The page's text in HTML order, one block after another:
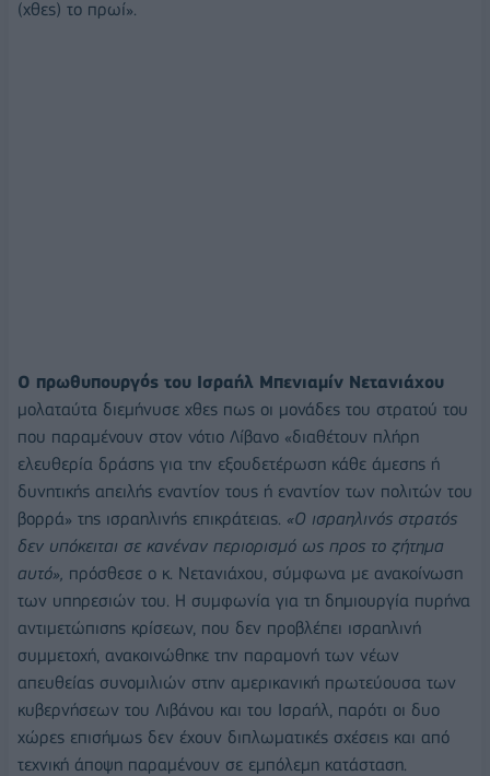
(χθες) το πρωί».
Ο πρωθυπουργός του Ισραήλ Μπενιαμίν Νετανιάχου
μολαταύτα διεμήνυσε χθες πως οι μονάδες του στρατού του
που παραμένουν στον νότιο Λίβανο «διαθέτουν πλήρη
ελευθερία δράσης για την εξουδετέρωση κάθε άμεσης ή
δυνητικής απειλής εναντίον τους ή εναντίον των πολιτών του
βορρά» της ισραηλινής επικράτειας. «Ο ισραηλινός στρατός
δεν υπόκειται σε κανέναν περιορισμό ως προς το ζήτημα
αυτό», πρόσθεσε ο κ. Νετανιάχου, σύμφωνα με ανακοίνωση
των υπηρεσιών του. Η συμφωνία για τη δημιουργία πυρήνα
αντιμετώπισης κρίσεων, που δεν προβλέπει ισραηλινή
συμμετοχή, ανακοινώθηκε την παραμονή των νέων
απευθείας συνομιλιών στην αμερικανική πρωτεύουσα των
κυβερνήσεων του Λιβάνου και του Ισραήλ, παρότι οι δυο
χώρες επισήμως δεν έχουν διπλωματικές σχέσεις και από
τεχνική άποψη παραμένουν σε εμπόλεμη κατάσταση.